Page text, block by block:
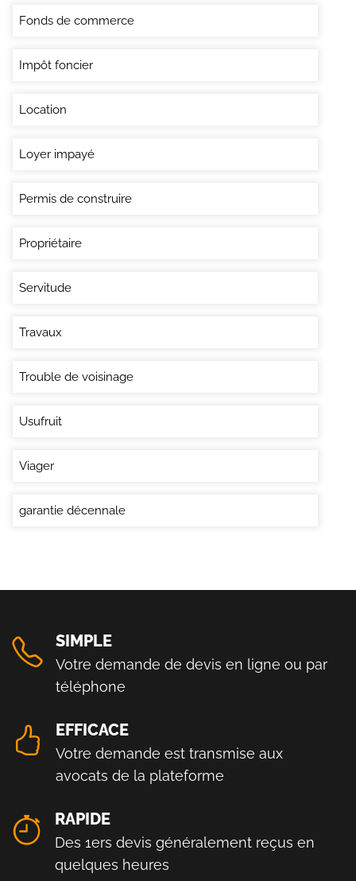
Fonds de commerce
Impôt foncier
Location
Loyer impayé
Permis de construire
Propriétaire
Servitude
Travaux
Trouble de voisinage
Usufruit
Viager
garantie décennale
SIMPLE
Votre demande de devis en ligne ou par
téléphone
EFFICACE
Votre demande est transmise aux
avocats de la plateforme
RAPIDE
Des 1ers devis généralement reçus en
quelques heures